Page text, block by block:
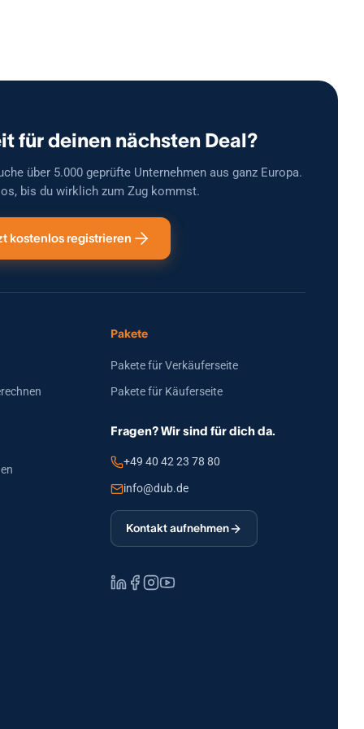
für deinen nächsten Deal?
über 5.000 geprüfte Unternehmen aus ganz Europa.
bis du wirklich zum Zug kommst.
kostenlos registrieren
Pakete
Pakete für Verkäuferseite
Pakete für Käuferseite
Fragen? Wir sind für dich da.
+49 40 42 23 78 80
info@dub.de
Kontakt aufnehmen